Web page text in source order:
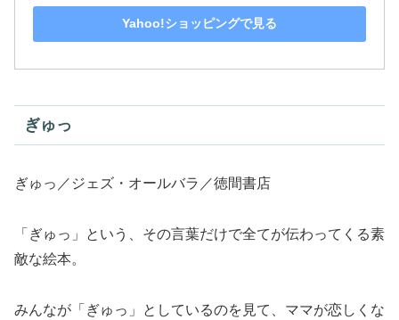
Yahoo!ショッピングで見る
ぎゅっ
ぎゅっ／ジェズ・オールバラ／徳間書店
「ぎゅっ」という、その言葉だけで全てが伝わってくる素
敵な絵本。
みんなが「ぎゅっ」としているのを見て、ママが恋しくな